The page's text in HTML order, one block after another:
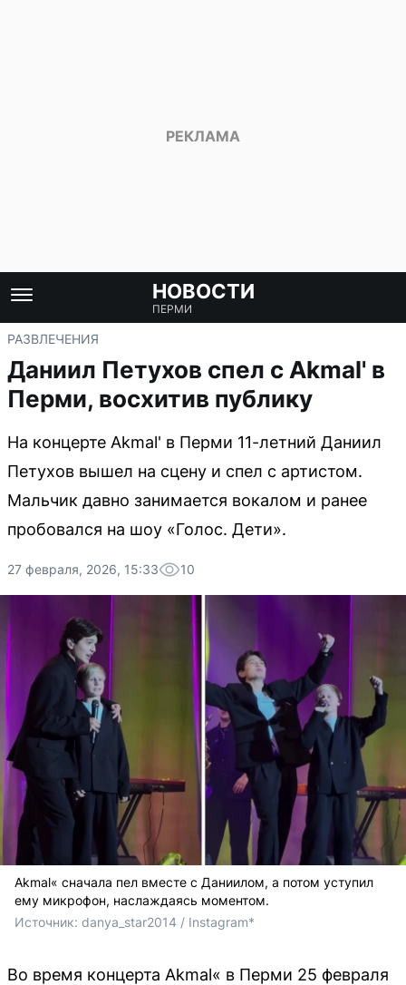
НОВОСТИ
ПЕРМИ
РАЗВЛЕЧЕНИЯ
Даниил Петухов спел с Akmal' в
Перми, восхитив публику
На концерте Akmal' в Перми 11-летний Даниил
Петухов вышел на сцену и спел с артистом.
Мальчик давно занимается вокалом и ранее
пробовался на шоу «Голос. Дети».
27 февраля, 2026, 15:33 10
Akmal« сначала пел вместе с Даниилом, а потом уступил
ему микрофон, наслаждаясь моментом.
Источник: danya_star2014 / Instagram*
Во время концерта Akmal« в Перми 25 февраля